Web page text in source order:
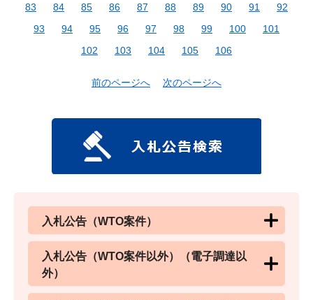
83
84 85 86 87 88 89 90 91
92
93
94 95 96 97 98 99 100
101
102
103 104 105 106
前のページへ 次のページへ
入札公告（WTO案件）
入札公告（WTO案件以外）（電子調達以
外）